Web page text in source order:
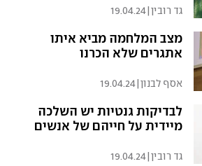
גד רובין|
19.04.24
מצב המלחמה מביא איתו
אתגרים שלא הכרנו
אסף לבנון|
19.04.24
לבדיקות גנטיות יש השלכה
מיידית על חייהם של אנשים
גד רובין|
19.04.24